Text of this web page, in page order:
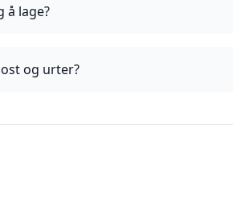
å lage?
og urter?